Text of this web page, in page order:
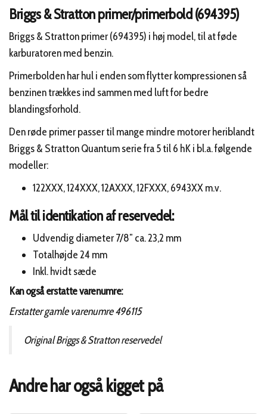
Briggs & Stratton primer/primerbold (694395)
Briggs & Stratton primer (694395) i høj model, til at føde
karburatoren med benzin.
Primerbolden har hul i enden som flytter kompressionen så
benzinen trækkes ind sammen med luft for bedre
blandingsforhold.
Den røde primer passer til mange mindre motorer heriblandt
Briggs & Stratton Quantum serie fra 5 til 6 hK i bl.a. følgende
modeller:
122XXX, 124XXX, 12AXXX, 12FXXX, 6943XX m.v.
Mål til identikation af reservedel:
Udvendig diameter 7/8″ ca. 23,2 mm
Totalhøjde 24 mm
Inkl. hvidt sæde
Kan også erstatte varenumre:
Erstatter gamle varenumre 496115
Original Briggs & Stratton reservedel
Andre har også kigget på